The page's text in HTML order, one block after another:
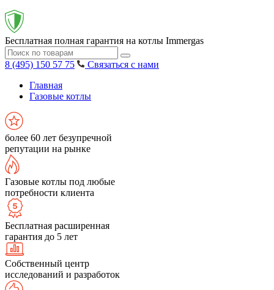
Бесплатная полная гарантия на котлы Immergas
8 (495) 150 57 75
Связаться с нами
Главная
Газовые котлы
более 60 лет безупречной
репутации на рынке
Газовые котлы под любые
потребности клиента
Бесплатная расширенная
гарантия до 5 лет
Собственный центр
исследований и разработок